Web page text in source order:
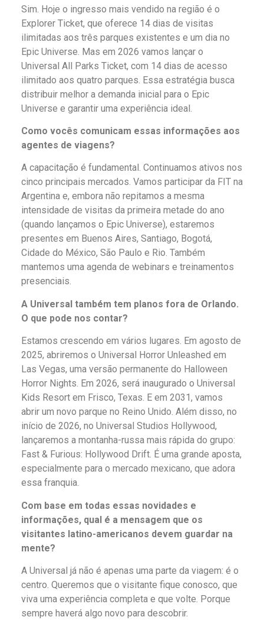
Sim. Hoje o ingresso mais vendido na região é o
Explorer Ticket, que oferece 14 dias de visitas
ilimitadas aos três parques existentes e um dia no
Epic Universe. Mas em 2026 vamos lançar o
Universal All Parks Ticket, com 14 dias de acesso
ilimitado aos quatro parques. Essa estratégia busca
distribuir melhor a demanda inicial para o Epic
Universe e garantir uma experiência ideal.
Como vocês comunicam essas informações aos
agentes de viagens?
A capacitação é fundamental. Continuamos ativos nos
cinco principais mercados. Vamos participar da FIT na
Argentina e, embora não repitamos a mesma
intensidade de visitas da primeira metade do ano
(quando lançamos o Epic Universe), estaremos
presentes em Buenos Aires, Santiago, Bogotá,
Cidade do México, São Paulo e Rio. Também
mantemos uma agenda de webinars e treinamentos
presenciais.
A Universal também tem planos fora de Orlando.
O que pode nos contar?
Estamos crescendo em vários lugares. Em agosto de
2025, abriremos o Universal Horror Unleashed em
Las Vegas, uma versão permanente do Halloween
Horror Nights. Em 2026, será inaugurado o Universal
Kids Resort em Frisco, Texas. E em 2031, vamos
abrir um novo parque no Reino Unido. Além disso, no
início de 2026, no Universal Studios Hollywood,
lançaremos a montanha-russa mais rápida do grupo:
Fast & Furious: Hollywood Drift. É uma grande aposta,
especialmente para o mercado mexicano, que adora
essa franquia.
Com base em todas essas novidades e
informações, qual é a mensagem que os
visitantes latino-americanos devem guardar na
mente?
A Universal já não é apenas uma parte da viagem: é o
centro. Queremos que o visitante fique conosco, que
viva uma experiência completa e que volte. Porque
sempre haverá algo novo para descobrir.